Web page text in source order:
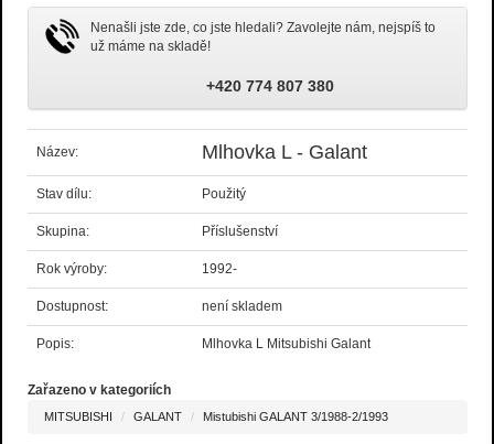
Nenašli jste zde, co jste hledali? Zavolejte nám, nejspíš to
už máme na skladě!
+420 774 807 380
Název: Mlhovka L - Galant
Stav dílu: Použitý
Skupina: Příslušenství
Rok výroby: 1992-
Dostupnost: není skladem
Popis: Mlhovka L Mitsubishi Galant
Zařazeno v kategoriích
MITSUBISHI GALANT Mistubishi GALANT 3/1988-2/1993